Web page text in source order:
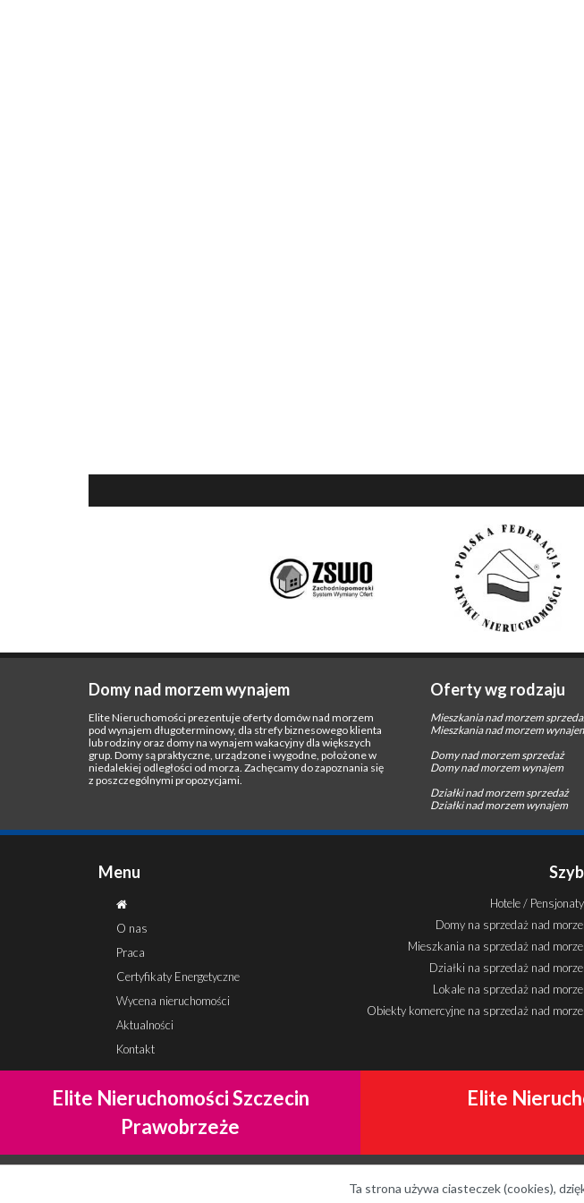
Ta strona używa ciasteczek (cookies),
Domy nad morzem wynajem
Elite Nieruchomości prezentuje oferty domów nad morzem
pod wynajem długoterminowy, dla strefy biznesowego klienta
lub rodziny oraz domy na wynajem wakacyjny dla większych
grup. Domy są praktyczne, urządzone i wygodne, położone w
niedalekiej odległości od morza. Zachęcamy do zapoznania się
z poszczególnymi propozycjami.
Oferty wg rodzaju
Mieszkania nad morzem
Mieszkania nad morzem
Domy nad morzem sprzedaż
Domy nad morzem wynajem
Działki nad morzem sprzedaż
Działki nad morzem wynajem
Menu
O nas
Praca
Certyfikaty Energetyczne
Wycena nieruchomości
Aktualności
Kontakt
Hotele /
Domy na sprzedaż nad
Mieszkania na sprzedaż nad
Działki na sprzedaż nad
Lokale na sprzedaż nad
Obiekty komercyjne na sprzedaż nad
Elite Nieruchomości Szczecin
Prawobrzeże
Elite